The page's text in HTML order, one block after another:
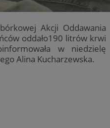
Akcji Oddawania
oddało190 litrów krwi
w niedzielę
Alina Kucharzewska.